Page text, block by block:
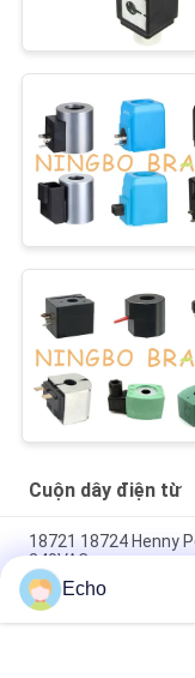
Cuộn dây điện từ
18721 18724 Henny
240VAC
6013 A 6014 C Cuộn
8W 11W 15W
Echo